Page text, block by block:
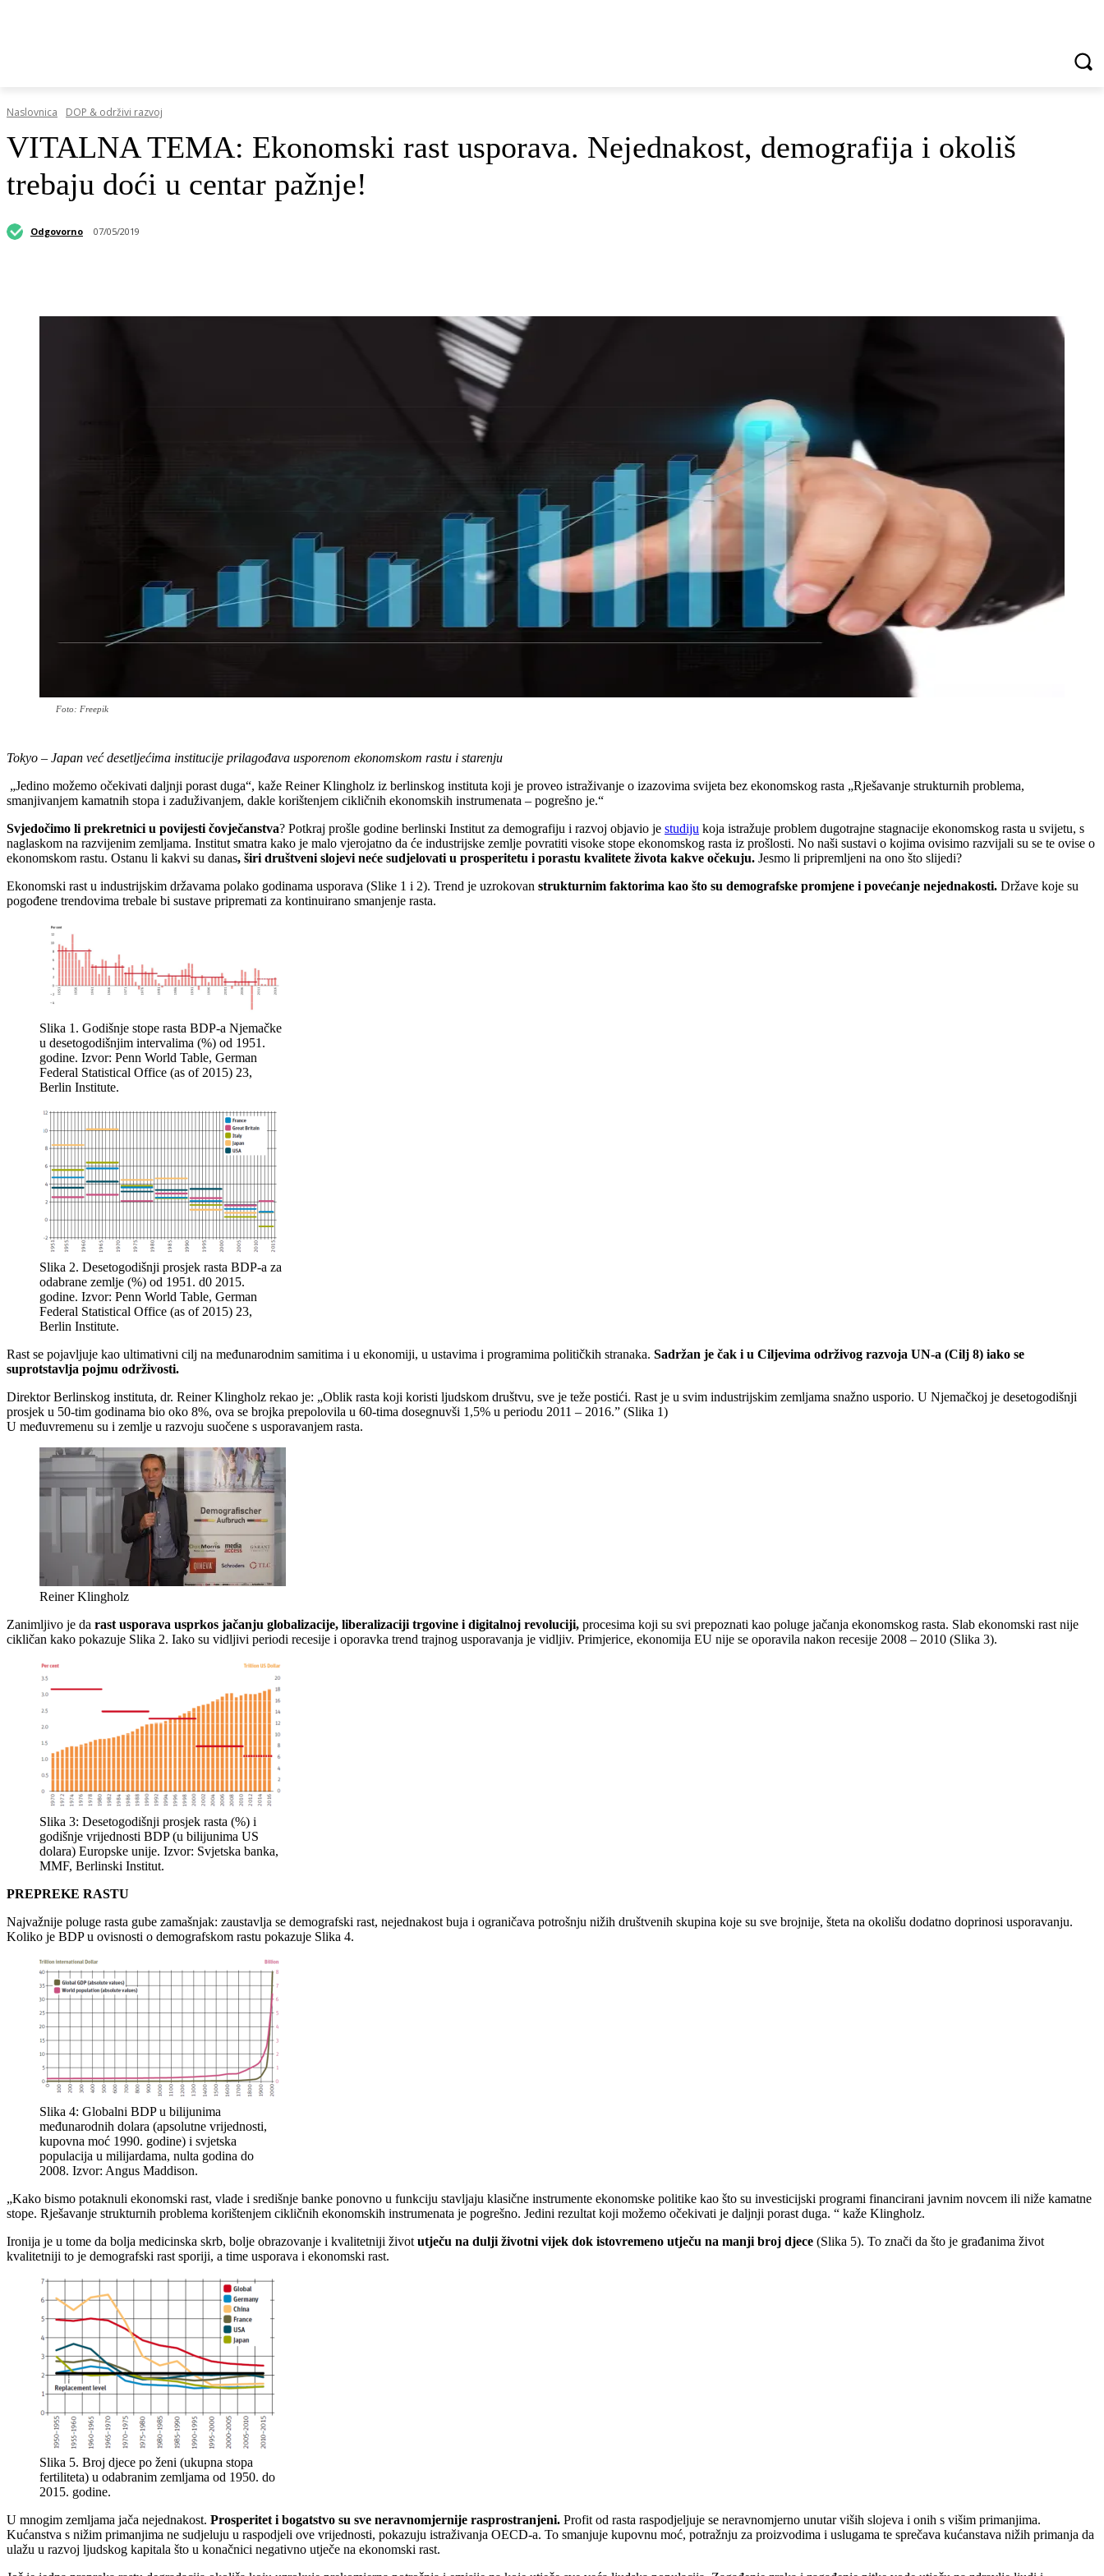
Naslovnica DOP & održivi razvoj
VITALNA TEMA: Ekonomski rast usporava. Nejednakost, demografija i okoliš
trebaju doći u centar pažnje!
Odgovorno 07/05/2019
Foto: Freepik
Tokyo – Japan već desetljećima institucije prilagođava usporenom ekonomskom rastu i starenju
„Jedino možemo očekivati daljnji porast duga“, kaže Reiner Klingholz iz berlinskog instituta koji je proveo istraživanje o izazovima svijeta bez ekonomskog rasta „Rješavanje strukturnih problema,
smanjivanjem kamatnih stopa i zaduživanjem, dakle korištenjem cikličnih ekonomskih instrumenata – pogrešno je.“
Svjedočimo li prekretnici u povijesti čovječanstva? Potkraj prošle godine berlinski Institut za demografiju i razvoj objavio je studiju koja istražuje problem dugotrajne stagnacije ekonomskog rasta u svijetu, s
naglaskom na razvijenim zemljama. Institut smatra kako je malo vjerojatno da će industrijske zemlje povratiti visoke stope ekonomskog rasta iz prošlosti. No naši sustavi o kojima ovisimo razvijali su se te ovise o
ekonomskom rastu. Ostanu li kakvi su danas, širi društveni slojevi neće sudjelovati u prosperitetu i porastu kvalitete života kakve očekuju. Jesmo li pripremljeni na ono što slijedi?
Ekonomski rast u industrijskim državama polako godinama usporava (Slike 1 i 2). Trend je uzrokovan strukturnim faktorima kao što su demografske promjene i povećanje nejednakosti. Države koje su
pogođene trendovima trebale bi sustave pripremati za kontinuirano smanjenje rasta.
Slika 1. Godišnje stope rasta BDP-a Njemačke
u desetogodišnjim intervalima (%) od 1951.
godine. Izvor: Penn World Table, German
Federal Statistical Office (as of 2015) 23,
Berlin Institute.
Slika 2. Desetogodišnji prosjek rasta BDP-a za
odabrane zemlje (%) od 1951. d0 2015.
godine. Izvor: Penn World Table, German
Federal Statistical Office (as of 2015) 23,
Berlin Institute.
Rast se pojavljuje kao ultimativni cilj na međunarodnim samitima i u ekonomiji, u ustavima i programima političkih stranaka. Sadržan je čak i u Ciljevima održivog razvoja UN-a (Cilj 8) iako se
suprotstavlja pojmu održivosti.
Direktor Berlinskog instituta, dr. Reiner Klingholz rekao je: „Oblik rasta koji koristi ljudskom društvu, sve je teže postići. Rast je u svim industrijskim zemljama snažno usporio. U Njemačkoj je desetogodišnji
prosjek u 50-tim godinama bio oko 8%, ova se brojka prepolovila u 60-tima dosegnuvši 1,5% u periodu 2011 – 2016.” (Slika 1)
U međuvremenu su i zemlje u razvoju suočene s usporavanjem rasta.
Reiner Klingholz
Zanimljivo je da rast usporava usprkos jačanju globalizacije, liberalizaciji trgovine i digitalnoj revoluciji, procesima koji su svi prepoznati kao poluge jačanja ekonomskog rasta. Slab ekonomski rast nije
cikličan kako pokazuje Slika 2. Iako su vidljivi periodi recesije i oporavka trend trajnog usporavanja je vidljiv. Primjerice, ekonomija EU nije se oporavila nakon recesije 2008 – 2010 (Slika 3).
Slika 3: Desetogodišnji prosjek rasta (%) i
godišnje vrijednosti BDP (u bilijunima US
dolara) Europske unije. Izvor: Svjetska banka,
MMF, Berlinski Institut.
PREPREKE RASTU
Najvažnije poluge rasta gube zamašnjak: zaustavlja se demografski rast, nejednakost buja i ograničava potrošnju nižih društvenih skupina koje su sve brojnije, šteta na okolišu dodatno doprinosi usporavanju.
Koliko je BDP u ovisnosti o demografskom rastu pokazuje Slika 4.
Slika 4: Globalni BDP u bilijunima
međunarodnih dolara (apsolutne vrijednosti,
kupovna moć 1990. godine) i svjetska
populacija u milijardama, nulta godina do
2008. Izvor: Angus Maddison.
„Kako bismo potaknuli ekonomski rast, vlade i središnje banke ponovno u funkciju stavljaju klasične instrumente ekonomske politike kao što su investicijski programi financirani javnim novcem ili niže kamatne
stope. Rješavanje strukturnih problema korištenjem cikličnih ekonomskih instrumenata je pogrešno. Jedini rezultat koji možemo očekivati je daljnji porast duga. “ kaže Klingholz.
Ironija je u tome da bolja medicinska skrb, bolje obrazovanje i kvalitetniji život utječu na dulji životni vijek dok istovremeno utječu na manji broj djece (Slika 5). To znači da što je građanima život
kvalitetniji to je demografski rast sporiji, a time usporava i ekonomski rast.
Slika 5. Broj djece po ženi (ukupna stopa
fertiliteta) u odabranim zemljama od 1950. do
2015. godine.
U mnogim zemljama jača nejednakost. Prosperitet i bogatstvo su sve neravnomjernije rasprostranjeni. Profit od rasta raspodjeljuje se neravnomjerno unutar viših slojeva i onih s višim primanjima.
Kućanstva s nižim primanjima ne sudjeluju u raspodjeli ove vrijednosti, pokazuju istraživanja OECD-a. To smanjuje kupovnu moć, potražnju za proizvodima i uslugama te sprečava kućanstava nižih primanja da
ulažu u razvoj ljudskog kapitala što u konačnici negativno utječe na ekonomski rast.